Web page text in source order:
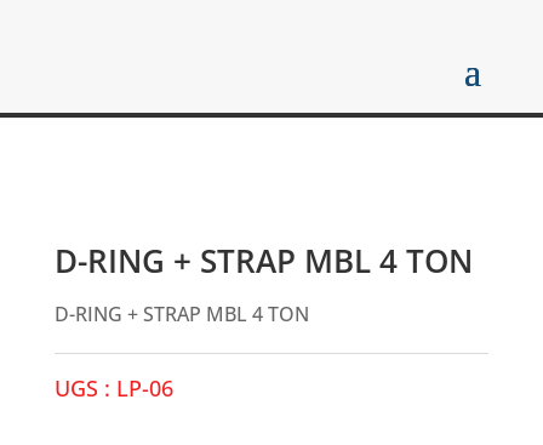
D-RING + STRAP MBL 4 TON
D-RING + STRAP MBL 4 TON
UGS : LP-06